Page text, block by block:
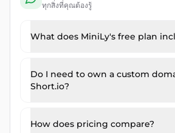
ทุกสิ่งที่คุณต้องรู้
What does MiniLy's free plan
Do I need to own a custom
Short.io?
How does pricing compare?